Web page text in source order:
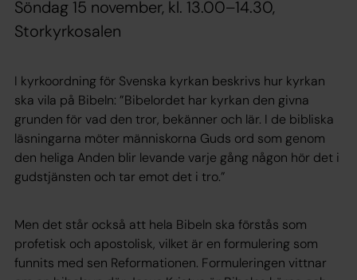
Söndag 15 november, kl. 13.00–14.30,
Storkyrkosalen
I kyrkoordning för Svenska kyrkan beskrivs hur kyrkan
ska vila på Bibeln: ”Bibelordet har kyrkan den givna
grunden för vad den tror, bekänner och lär. I de bibliska
läsningarna möter människorna Guds ord som genom
den heliga Anden blir levande varje gång någon hör det i
gudstjänsten och tar emot det i tro.”
Men det står också att hela Bibeln ska förstås som
profetisk och apostolisk, vilket är en formulering som
funnits med sen Reformationen. Formuleringen vittnar